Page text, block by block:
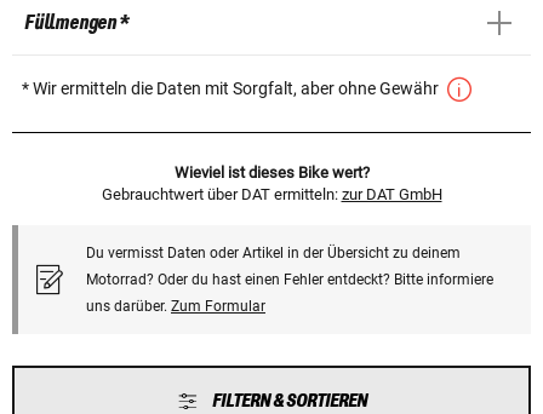
Füllmengen *
* Wir ermitteln die Daten mit Sorgfalt, aber ohne Gewähr
Wieviel ist dieses Bike wert?
Gebrauchtwert über DAT ermitteln: zur DAT GmbH
Du vermisst Daten oder Artikel in der Übersicht zu deinem
Motorrad? Oder du hast einen Fehler entdeckt? Bitte informiere
uns darüber. Zum Formular
FILTERN & SORTIEREN